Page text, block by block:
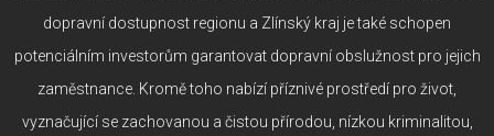
dopravní dostupnost regionu a Zlínský kraj je také schopen
potenciálním investorům garantovat dopravní obslužnost pro jejich
zaměstnance. Kromě toho nabízí příznivé prostředí pro život,
vyznačující se zachovanou a čistou přírodou, nízkou kriminalitou,